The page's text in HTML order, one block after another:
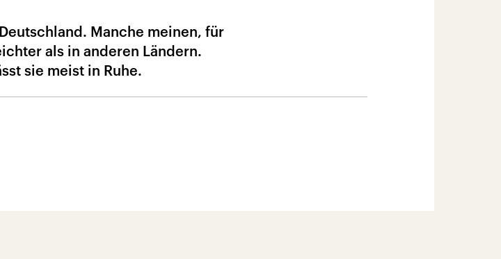
Manche meinen, für
als in anderen Ländern.
sie meist in Ruhe.